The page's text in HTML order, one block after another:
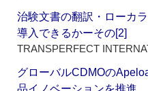
治験文書の翻訳・ローカ
導入できるかーその[2]
TRANSPERFECT
グローバルCDMOの